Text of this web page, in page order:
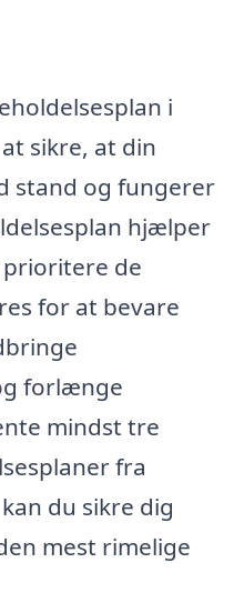
i
sikre, at din
stand og fungerer
hjælper
de
for at bevare
forlænge
mindst tre
fra
du sikre dig
mest rimelige